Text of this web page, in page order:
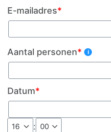
E-mailadres*
Aantal personen*
Datum*
: